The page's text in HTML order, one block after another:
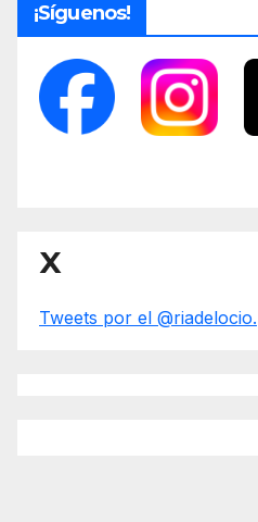
¡Síguenos!
X
Tweets por el @riadelocio.